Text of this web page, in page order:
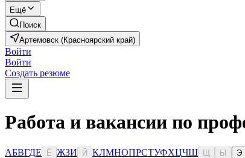
Ещё
Поиск
Артемовск (Красноярский край)
Войти
Войти
Создать резюме
Работа и вакансии по
АБВГДЕ Ё ЖЗИ Й КЛМНОПРСТУФХЦЧШ Ы Э